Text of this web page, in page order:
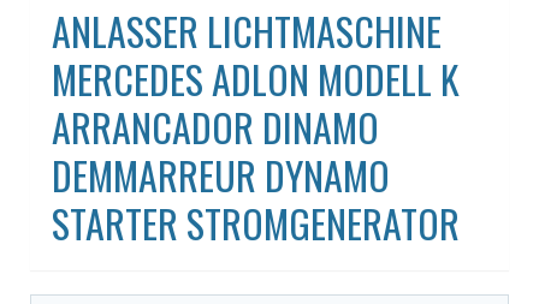
ANLASSER LICHTMASCHINE
MERCEDES ADLON MODELL K
ARRANCADOR DINAMO
DEMMARREUR DYNAMO
STARTER STROMGENERATOR